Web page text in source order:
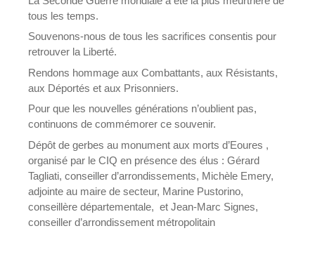
tous les temps.
Souvenons-nous de tous les sacrifices consentis pour
retrouver la Liberté.
Rendons hommage aux Combattants, aux Résistants,
aux Déportés et aux Prisonniers.
Pour que les nouvelles générations n’oublient pas,
continuons de commémorer ce souvenir.
Dépôt de gerbes au monument aux morts d’Eoures ,
organisé par le CIQ en présence des élus : Gérard
Tagliati, conseiller d’arrondissements, Michèle Emery,
adjointe au maire de secteur, Marine Pustorino,
conseillère départementale, et Jean-Marc Signes,
conseiller d’arrondissement métropolitain